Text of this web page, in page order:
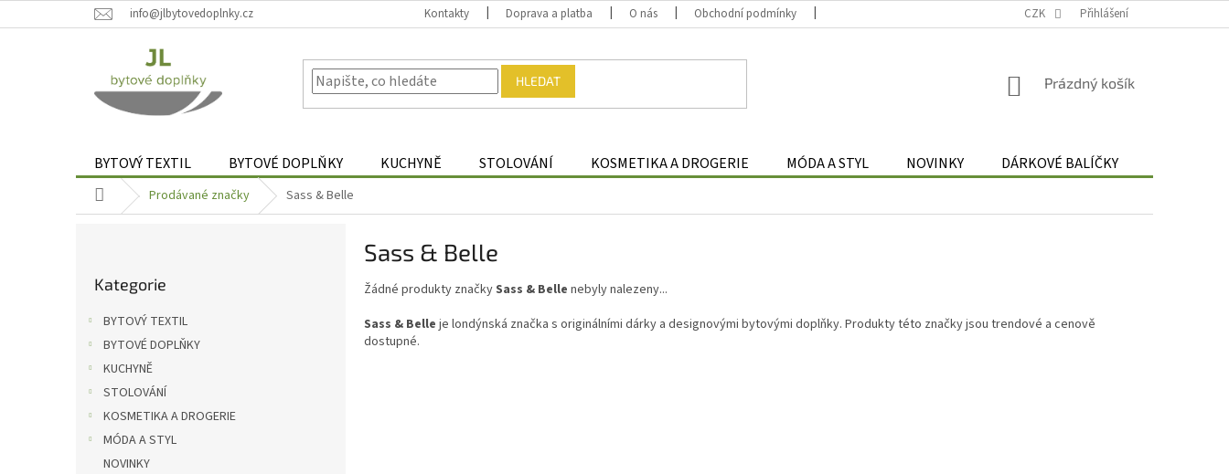
na
info@jlbytovedoplnky.cz Kontakty Doprava a platba O nás Obchodní podmínky Odstoupení od smlouvy
CZK Přihlášení
HLEDAT
NÁKUPNÍ
Prázdný košík
BYTOVÝ TEXTIL BYTOVÉ DOPLŇKY KUCHYNĚ STOLOVÁNÍ KOSMETIKA A DROGERIE MÓDA A STYL NOVINKY DÁRKOVÉ BALÍČKY
Domů Prodávané značky Sass & Belle
kategorie
Kategorie
BYTOVÝ TEXTIL
BYTOVÉ DOPLŇKY
KUCHYNĚ
STOLOVÁNÍ
KOSMETIKA A DROGERIE
MÓDA A STYL
NOVINKY
Sass & Belle
Žádné produkty značkySass & Belle nebyly nalezeny...
Sass & Belle je londýnská značka s originálními dárky a designovými bytovými doplňky. Produkty této značky jsou trendové a cenově
dostupné.